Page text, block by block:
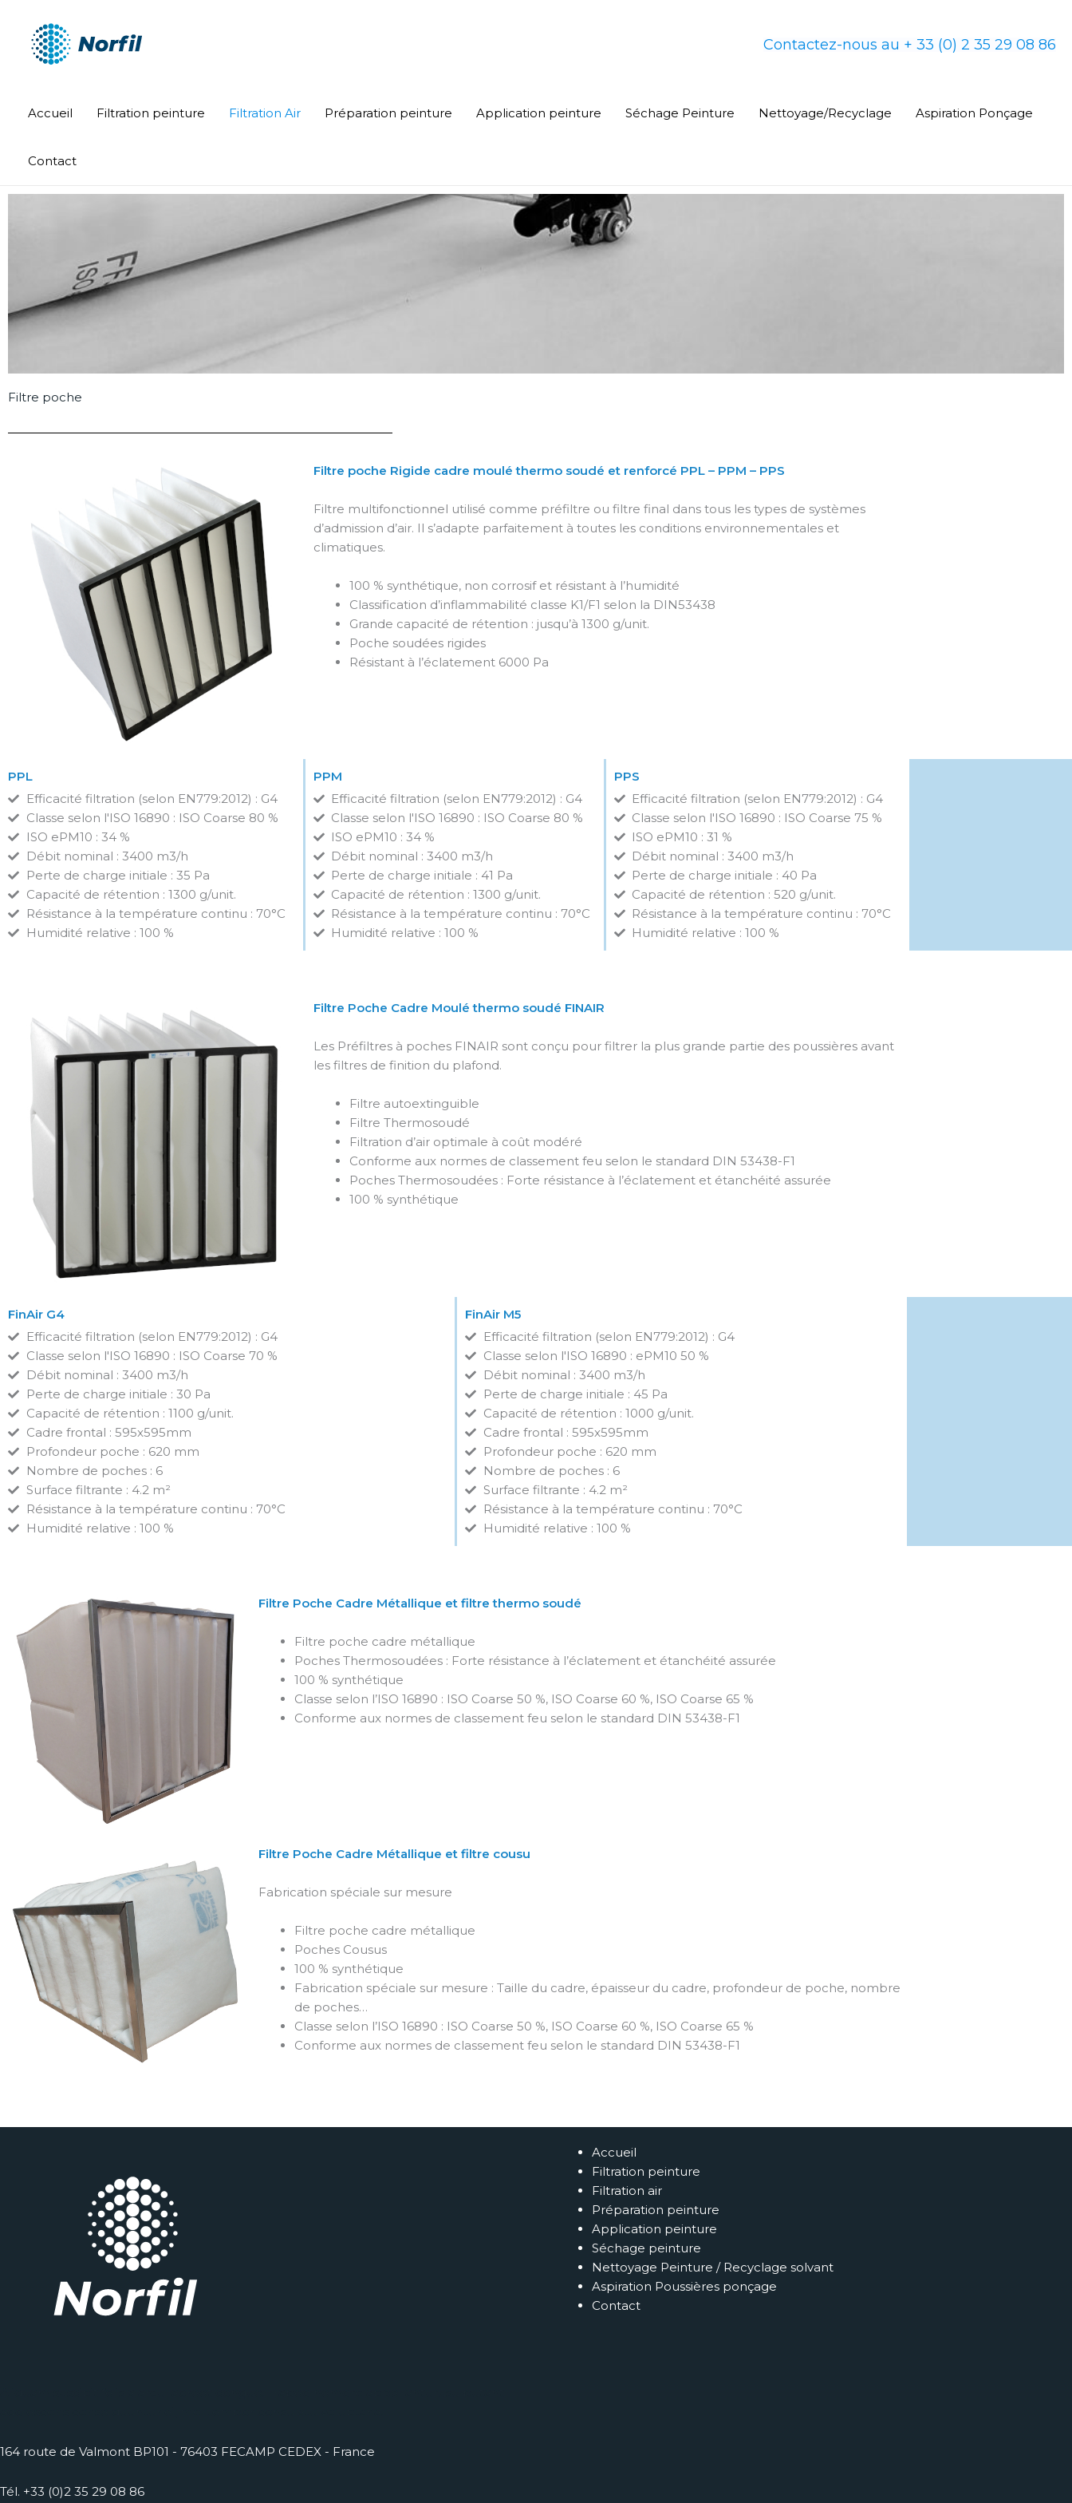
contenu
Contactez-nous au + 33 (0) 2 35 29 08 86
Accueil Filtration peinture Filtration Air Préparation peinture Application peinture Séchage Peinture Nettoyage/Recyclage Aspiration Ponçage
Contact
Filtre poche
Filtre poche Rigide cadre moulé thermo soudé et renforcé PPL – PPM – PPS
Filtre multifonctionnel utilisé comme préfiltre ou filtre final dans tous les types de systèmes
d’admission d’air. Il s’adapte parfaitement à toutes les conditions environnementales et
climatiques.
100 % synthétique, non corrosif et résistant à l’humidité
Classification d’inflammabilité classe K1/F1 selon la DIN53438
Grande capacité de rétention : jusqu’à 1300 g/unit.
Poche soudées rigides
Résistant à l’éclatement 6000 Pa
PPL
Efficacité filtration (selon EN779:2012) : G4
Classe selon l'ISO 16890 : ISO Coarse 80 %
ISO ePM10 : 34 %
Débit nominal : 3400 m3/h
Perte de charge initiale : 35 Pa
Capacité de rétention : 1300 g/unit.
Résistance à la température continu : 70°C
Humidité relative : 100 %
PPM
Efficacité filtration (selon EN779:2012) : G4
Classe selon l'ISO 16890 : ISO Coarse 80 %
ISO ePM10 : 34 %
Débit nominal : 3400 m3/h
Perte de charge initiale : 41 Pa
Capacité de rétention : 1300 g/unit.
Résistance à la température continu : 70°C
Humidité relative : 100 %
PPS
Efficacité filtration (selon EN779:2012) : G4
Classe selon l'ISO 16890 : ISO Coarse 75 %
ISO ePM10 : 31 %
Débit nominal : 3400 m3/h
Perte de charge initiale : 40 Pa
Capacité de rétention : 520 g/unit.
Résistance à la température continu : 70°C
Humidité relative : 100 %
Filtre Poche Cadre Moulé thermo soudé FINAIR
Les Préfiltres à poches FINAIR sont conçu pour filtrer la plus grande partie des poussières avant
les filtres de finition du plafond.
Filtre autoextinguible
Filtre Thermosoudé
Filtration d’air optimale à coût modéré
Conforme aux normes de classement feu selon le standard DIN 53438-F1
Poches Thermosoudées : Forte résistance à l’éclatement et étanchéité assurée
100 % synthétique
FinAir G4
Efficacité filtration (selon EN779:2012) : G4
Classe selon l'ISO 16890 : ISO Coarse 70 %
Débit nominal : 3400 m3/h
Perte de charge initiale : 30 Pa
Capacité de rétention : 1100 g/unit.
Cadre frontal : 595x595mm
Profondeur poche : 620 mm
Nombre de poches : 6
Surface filtrante : 4.2 m²
Résistance à la température continu : 70°C
Humidité relative : 100 %
FinAir M5
Efficacité filtration (selon EN779:2012) : G4
Classe selon l'ISO 16890 : ePM10 50 %
Débit nominal : 3400 m3/h
Perte de charge initiale : 45 Pa
Capacité de rétention : 1000 g/unit.
Cadre frontal : 595x595mm
Profondeur poche : 620 mm
Nombre de poches : 6
Surface filtrante : 4.2 m²
Résistance à la température continu : 70°C
Humidité relative : 100 %
Filtre Poche Cadre Métallique et filtre thermo soudé
Filtre poche cadre métallique
Poches Thermosoudées : Forte résistance à l’éclatement et étanchéité assurée
100 % synthétique
Classe selon l’ISO 16890 : ISO Coarse 50 %, ISO Coarse 60 %, ISO Coarse 65 %
Conforme aux normes de classement feu selon le standard DIN 53438-F1
Filtre Poche Cadre Métallique et filtre cousu
Fabrication spéciale sur mesure
Filtre poche cadre métallique
Poches Cousus
100 % synthétique
Fabrication spéciale sur mesure : Taille du cadre, épaisseur du cadre, profondeur de poche, nombre
de poches…
Classe selon l’ISO 16890 : ISO Coarse 50 %, ISO Coarse 60 %, ISO Coarse 65 %
Conforme aux normes de classement feu selon le standard DIN 53438-F1
164 route de Valmont BP101 - 76403 FECAMP CEDEX - France
Tél. +33 (0)2 35 29 08 86
Accueil
Filtration peinture
Filtration air
Préparation peinture
Application peinture
Séchage peinture
Nettoyage Peinture / Recyclage solvant
Aspiration Poussières ponçage
Contact